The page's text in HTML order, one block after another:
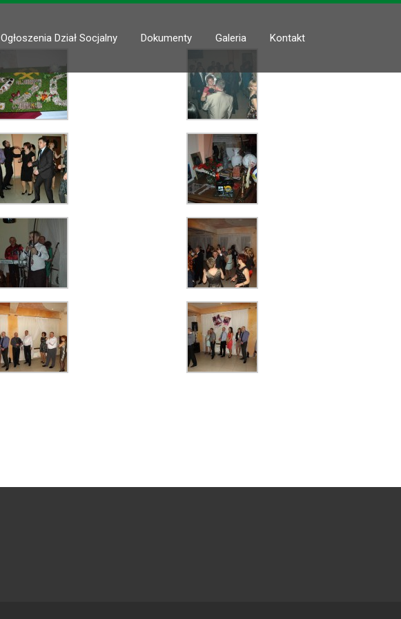
Ogłoszenia Dział Socjalny Dokumenty Galeria Kontakt